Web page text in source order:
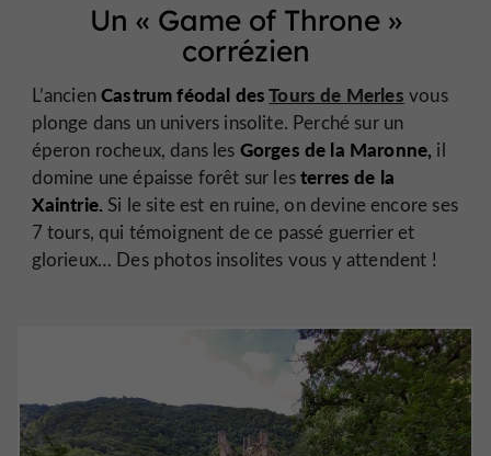
Un « Game of Throne»
corrézien
L’ancienCastrum féodal desTours de Merles vous
plonge dans un univers insolite. Perché sur un
éperon rocheux, dans les Gorges de la Maronne, il
domine une épaisse forêt sur lesterres de la
Xaintrie. Si le site est en ruine, on devine encore ses
7 tours, qui témoignent de ce passé guerrier et
glorieux… Des photos insolites vous y attendent !